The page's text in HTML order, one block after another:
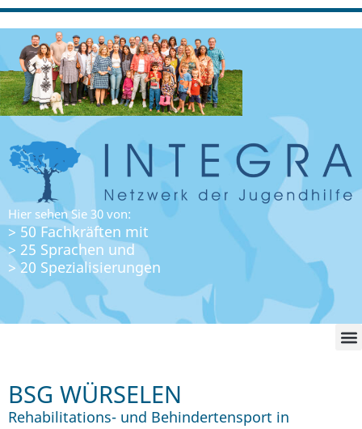
Hier sehen Sie 30 von:
> 50 Fachkräften mit
> 25 Sprachen und
> 20 Spezialisierungen
BSG WÜRSELEN
Rehabilitations- und Behindertensport in